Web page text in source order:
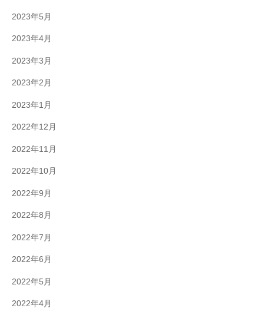
2023年5月
2023年4月
2023年3月
2023年2月
2023年1月
2022年12月
2022年11月
2022年10月
2022年9月
2022年8月
2022年7月
2022年6月
2022年5月
2022年4月